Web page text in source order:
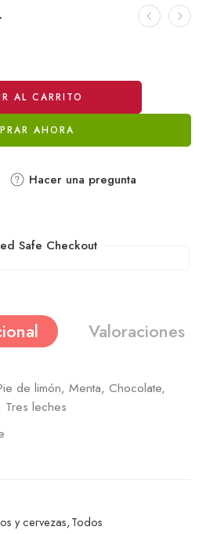
AL CARRITO
AHORA
Hacer una pregunta
Safe Checkout
Valoraciones
de limón, Menta, Chocolate,
Tres leches
y cervezas,Todos